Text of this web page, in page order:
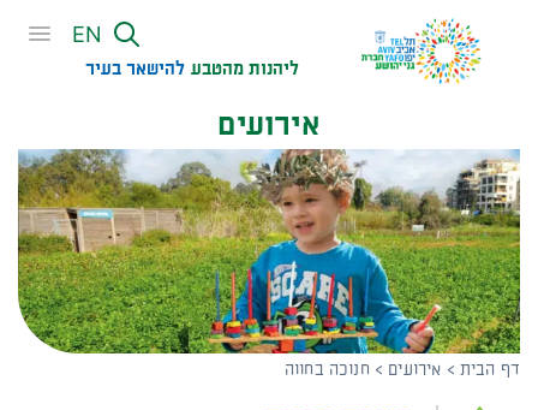
מַעֲרֶכֶת
נָגִישׁ
בִּקְלִיק
הַמְּסַיַּעַת
לִנְגִישׁוּת
הָאֲתָר.
EN
ליהנות מהטבע להישאר בעיר​
אירועים
דף הבית > אירועים > חנוכה בחווה